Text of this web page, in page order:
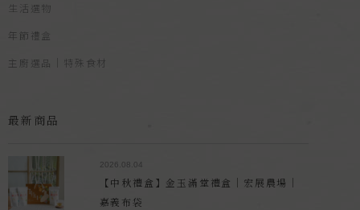
生活選物
年節禮盒
主廚選品｜特殊食材
最新商品
2026.08.04
【中秋禮盒】金玉滿堂禮盒｜宏展農場｜
嘉義布袋